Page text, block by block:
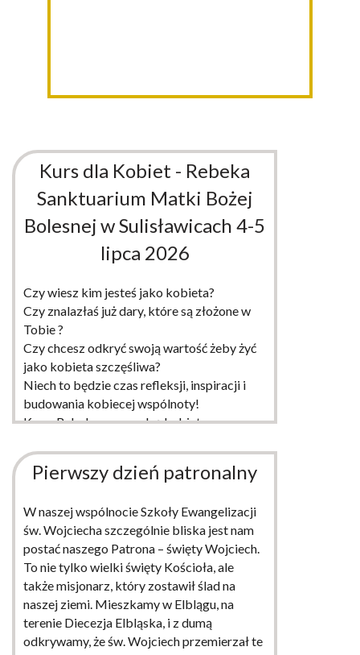
Kurs dla Kobiet - Rebeka
Sanktuarium Matki Bożej
Bolesnej w Sulisławicach 4-5
lipca 2026
Czy wiesz kim jesteś jako kobieta?
Czy znalazłaś już dary, które są złożone w
Tobie ?
Czy chcesz odkryć swoją wartość żeby żyć
jako kobieta szczęśliwa?
Niech to będzie czas refleksji, inspiracji i
budowania kobiecej wspólnoty!
Kurs „Rebeka „prowadzą kobiety.
WIĘCEJ
Pierwszy dzień patronalny
W naszej wspólnocie Szkoły Ewangelizacji
św. Wojciecha szczególnie bliska jest nam
postać naszego Patrona – święty Wojciech.
To nie tylko wielki święty Kościoła, ale
także misjonarz, który zostawił ślad na
naszej ziemi. Mieszkamy w Elblągu, na
terenie Diecezja Elbląska, i z dumą
odkrywamy, że św. Wojciech przemierzał te